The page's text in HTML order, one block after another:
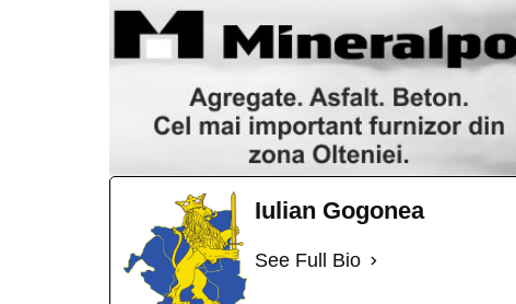
Iulian Gogonea
See Full Bio